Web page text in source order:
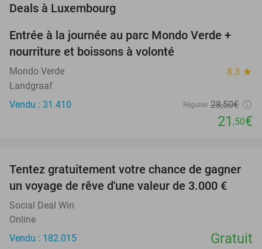
Deals à Luxembourg
25%
Entrée à la journée au parc Mondo Verde +
nourriture et boissons à volonté
Mondo Verde 8.3 star
Landgraaf
Vendu : 31.410
Régulier 28,50€
21 ,50€
Tentez gratuitement votre chance de gagner
un voyage de rêve d'une valeur de 3.000 €
Social Deal Win
Online
Vendu : 182.015
Gratuit